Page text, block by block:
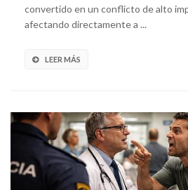
convertido en un conflicto de alto
afectando directamente a ...
LEER MÁS